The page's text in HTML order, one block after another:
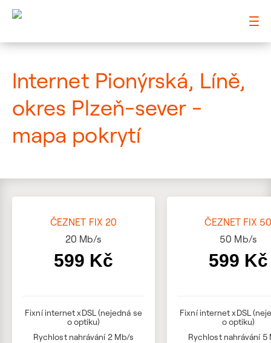
Internet Pionýrská, Líně,
okres Plzeň-sever -
mapa pokrytí
ČEZNET FIX 20
20 Mb/s
599 Kč
Fixní internet xDSL (nejedná se
o optiku)
Rychlost nahrávání 2 Mb/s
ČEZNET FIX
50 Mb/s
599 Kč
Fixní internet xDSL
o optiku)
Rychlost nahrávání 5
: Mapa pokrytí ulice